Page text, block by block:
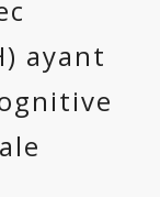
ayant